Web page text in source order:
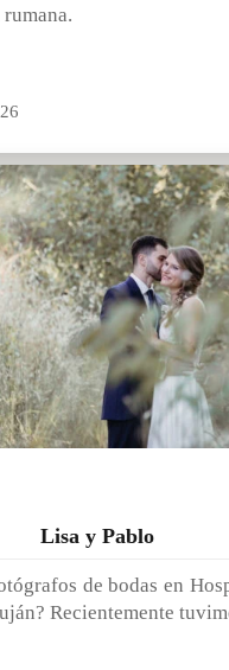
Lisa y Pablo
de bodas en
Recientemente